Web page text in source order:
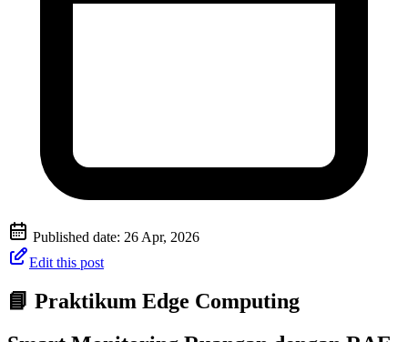
Published date: 26 Apr, 2026
Edit this post
📘 Praktikum Edge Computing